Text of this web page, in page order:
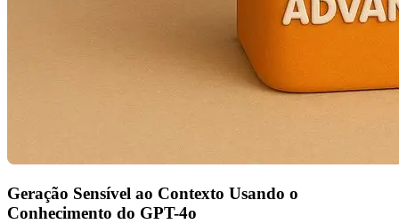
Geração Sensível ao Contexto Usando o
Conhecimento do GPT-4o